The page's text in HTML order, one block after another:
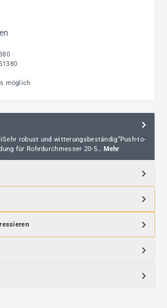
möglich
robust und witterungsbeständig“Push-to-
für Rohrdurchmesser 20-5… Mehr